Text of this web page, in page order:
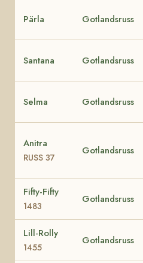
Pärla Gotlandsruss
Santana Gotlandsruss
Selma Gotlandsruss
Anitra
RUSS 37
Gotlandsruss
Fifty-Fifty
1483
Gotlandsruss
Lill-Rolly
1455
Gotlandsruss